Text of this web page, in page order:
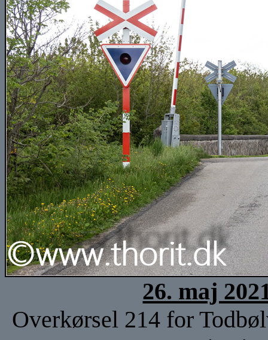
26. maj
Overkørsel 214 for